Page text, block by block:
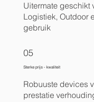
Uitermate geschikt
Logistiek, Outdoor
gebruik
05
Sterke prijs - kwaliteit
Robuuste devices
prestatie